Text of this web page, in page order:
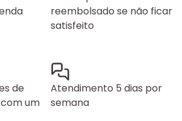
reembolsado se não ficar
satisfeito
de
um
Atendimento 5 dias por
semana